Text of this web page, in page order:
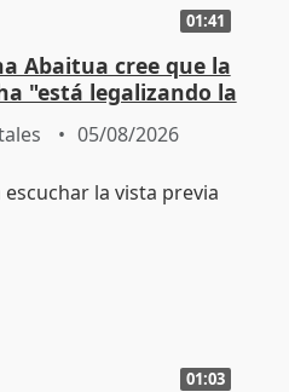
01:41
Abaitua cree que la
"está legalizando la
05/08/2026
01:03